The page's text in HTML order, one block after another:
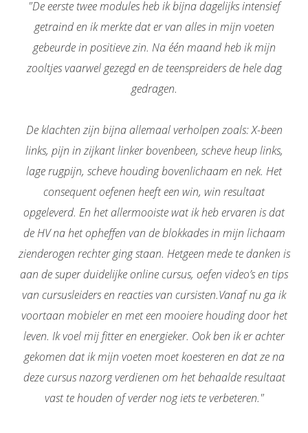
"De eerste twee modules heb ik bijna dagelijks intensief
getraind en ik merkte dat er van alles in mijn voeten
gebeurde in positieve zin. Na één maand heb ik mijn
zooltjes vaarwel gezegd en de teenspreiders de hele dag
gedragen.
De klachten zijn bijna allemaal verholpen zoals: X-been
links, pijn in zijkant linker bovenbeen, scheve heup links,
lage rugpijn, scheve houding bovenlichaam en nek. Het
consequent oefenen heeft een win, win resultaat
opgeleverd. En het allermooiste wat ik heb ervaren is dat
de HV na het opheffen van de blokkades in mijn lichaam
zienderogen rechter ging staan. Hetgeen mede te danken is
aan de super duidelijke online cursus, oefen video’s en tips
van cursusleiders en reacties van cursisten.Vanaf nu ga ik
voortaan mobieler en met een mooiere houding door het
leven. Ik voel mij fitter en energieker. Ook ben ik er achter
gekomen dat ik mijn voeten moet koesteren en dat ze na
deze cursus nazorg verdienen om het behaalde resultaat
vast te houden of verder nog iets te verbeteren."